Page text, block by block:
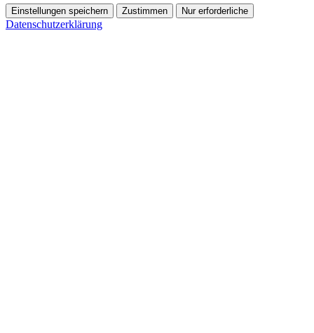
Einstellungen speichern Zustimmen Nur erforderliche
Datenschutzerklärung